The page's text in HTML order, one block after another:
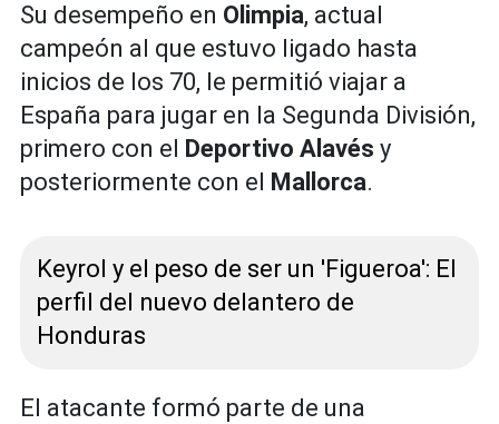
Su desempeño en Olimpia, actual
campeón al que estuvo ligado hasta
inicios de los 70, le permitió viajar a
España para jugar en la Segunda División,
primero con el
Deportivo Alavés y
posteriormente con el
Mallorca.
Keyrol y el peso de ser un 'Figueroa': El
perfil del nuevo delantero de
Honduras
El atacante formó parte de una